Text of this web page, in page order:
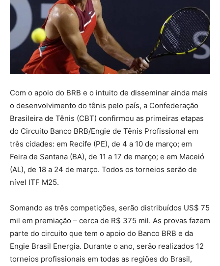
Com o apoio do BRB e o intuito de disseminar ainda mais
o desenvolvimento do tênis pelo país, a Confederação
Brasileira de Tênis (CBT) confirmou as primeiras etapas
do Circuito Banco BRB/Engie de Tênis Profissional em
três cidades: em Recife (PE), de 4 a 10 de março; em
Feira de Santana (BA), de 11 a 17 de março; e em Maceió
(AL), de 18 a 24 de março. Todos os torneios serão de
nível ITF M25.
Somando as três competições, serão distribuídos US$ 75
mil em premiação – cerca de R$ 375 mil. As provas fazem
parte do circuito que tem o apoio do Banco BRB e da
Engie Brasil Energia. Durante o ano, serão realizados 12
torneios profissionais em todas as regiões do Brasil,